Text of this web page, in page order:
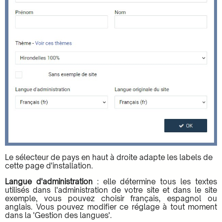
Le sélecteur de pays en haut à droite adapte les labels de
cette page d'installation.
Langue d'administration: elle détermine tous les textes
utilisés dans l'administration de votre site et dans le site
exemple, vous pouvez choisir français, espagnol ou
anglais. Vous pouvez modifier ce réglage à tout moment
dans la 'Gestion des langues'.